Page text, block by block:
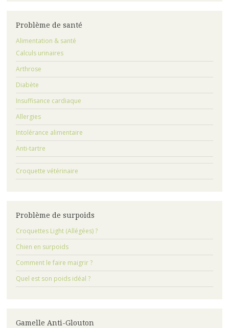
Problème de santé
Alimentation & santé
Calculs urinaires
Arthrose
Diabète
Insuffisance cardiaque
Allergies
Intolérance alimentaire
Anti-tartre
Croquette vétérinaire
Problème de surpoids
Croquettes Light (Allégées) ?
Chien en surpoids
Comment le faire maigrir ?
Quel est son poids idéal ?
Gamelle Anti-Glouton